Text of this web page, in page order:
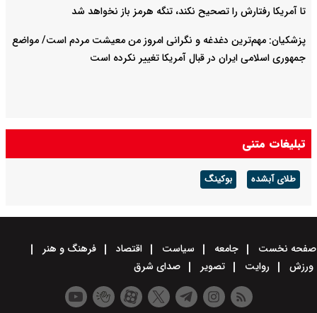
تا آمریکا رفتارش را تصحیح نکند، تنگه هرمز باز نخواهد شد
پزشکیان: مهم‌ترین دغدغه و نگرانی امروز من معیشت مردم است/ مواضع
جمهوری اسلامی ایران در قبال آمریکا تغییر نکرده است
تبلیغات متنی
طلای آبشده بوکینگ
صفحه نخست جامعه سیاست اقتصاد
فرهنگ و هنر
ورزش
روایت تصویر صدای شرق